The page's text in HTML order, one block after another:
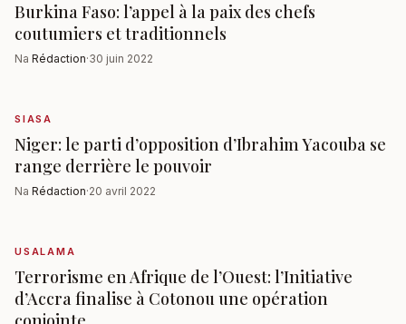
Burkina Faso: l’appel à la paix des chefs
coutumiers et traditionnels
Na Rédaction·30 juin 2022
SIASA
Niger: le parti d’opposition d’Ibrahim Yacouba se
range derrière le pouvoir
Na Rédaction·20 avril 2022
USALAMA
Terrorisme en Afrique de l’Ouest: l’Initiative
d’Accra finalise à Cotonou une opération